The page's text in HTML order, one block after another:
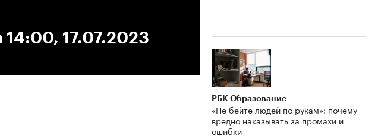
14:00, 17.07.2023
РБК Образование
«Не бейте людей по рукам»: почему
вредно наказывать за промахи и
ошибки